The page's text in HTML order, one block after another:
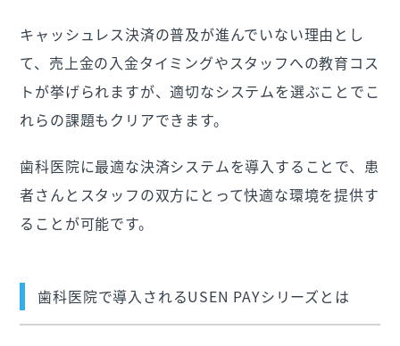
キャッシュレス決済の普及が進んでいない理由とし
て、売上金の入金タイミングやスタッフへの教育コス
トが挙げられますが、適切なシステムを選ぶことでこ
れらの課題もクリアできます。
歯科医院に最適な決済システムを導入することで、患
者さんとスタッフの双方にとって快適な環境を提供す
ることが可能です。
歯科医院で導入されるUSEN PAYシリーズとは